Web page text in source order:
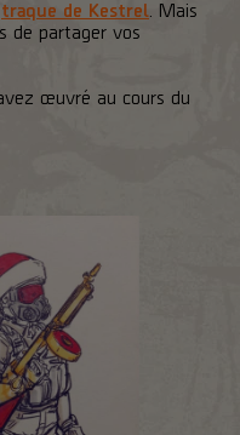
traque de Kestrel . Mais
de partager vos
œuvré au cours du